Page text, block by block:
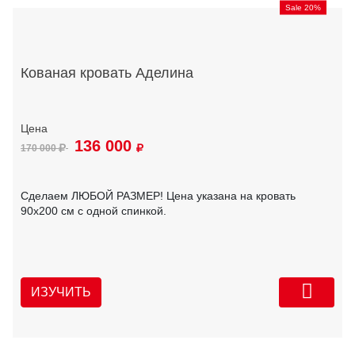
Sale 20%
Кованая кровать Аделина
170 000 136 000
Сделаем ЛЮБОЙ РАЗМЕР! Цена указана на кровать
90х200 см с одной спинкой.
ИЗУЧИТЬ